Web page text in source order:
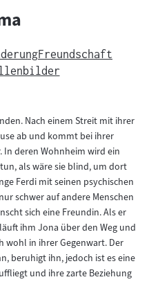
Freundschaft
Nach einem Streit mit ihrer
ab und kommt bei ihrer
In deren Wohnheim wird ein
als wäre sie blind, um dort
Ferdi mit seinen psychischen
schwer auf andere Menschen
sich eine Freundin. Als er
ihm Jona über den Weg und
wohl in ihrer Gegenwart. Der
beruhigt ihn, jedoch ist es eine
und ihre zarte Beziehung